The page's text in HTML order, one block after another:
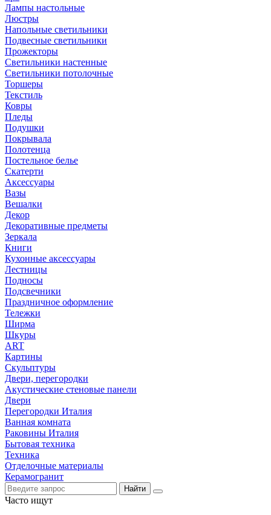
Лампы настольные
Люстры
Напольные светильники
Подвесные светильники
Прожекторы
Светильники настенные
Светильники потолочные
Торшеры
Текстиль
Ковры
Пледы
Подушки
Покрывала
Полотенца
Постельное белье
Скатерти
Аксессуары
Вазы
Вешалки
Декор
Декоративные предметы
Зеркала
Книги
Кухонные аксессуары
Лестницы
Подносы
Подсвечники
Праздничное оформление
Тележки
Ширма
Шкуры
ART
Картины
Скульптуры
Двери, перегородки
Акустические стеновые панели
Двери
Перегородки Италия
Ванная комната
Раковины Италия
Бытовая техника
Техника
Отделочные материалы
Керамогранит
Найти
Часто ищут